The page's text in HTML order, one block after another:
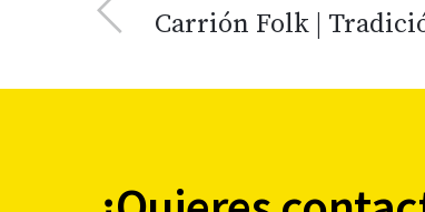
Carrión Folk |